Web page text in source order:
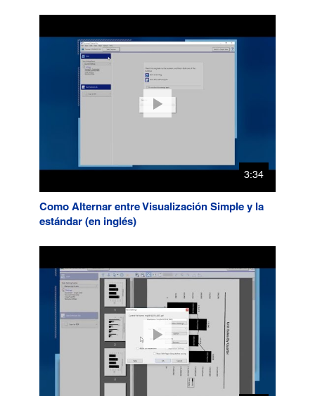
3:34
Como Alternar entre Visualización Simple y la
estándar (en inglés)